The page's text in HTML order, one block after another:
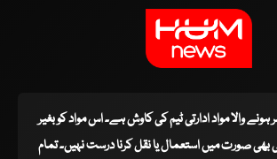
ہونے والا مواد ادارتی ٹیم کی کاوش ہے۔ اس مواد کو بغیر
صورت میں استعمال یا نقل کرنا درست نہیں۔ تمام